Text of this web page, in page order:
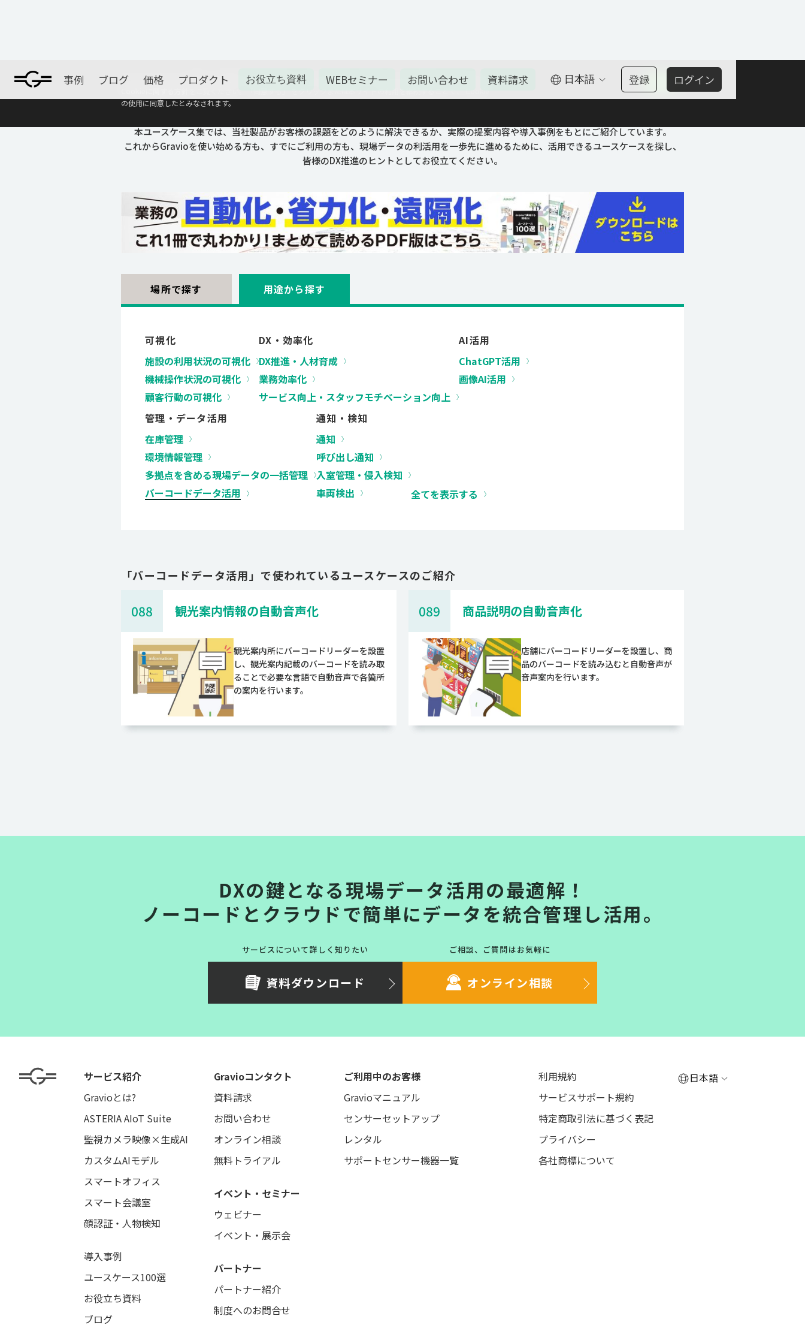
事例 ブログ 価格 プロダクト お役立ち資料 WEBセミナー お問い合わせ 資料請求 日本語 登録 ログイン
本ウェブサイトは、利便性、品質維持·向上を目的に、Cookieを使用しております。詳しくは 本ウェブサイトの
の使用に同意したとみなされます。
DX推進のヒント満載！これで丸わかり！業務の自動化・省力化・遠隔化
Gravioで実現する現場DXユースケース100選
本ユースケース集では、当社製品がお客様の課題をどのように解決できるか、実際の提案内容や導入事例をもとにご紹介しています。
これからGravioを使い始める方も、すでにご利用の方も、現場データの利活用を一歩先に進めるために、活用できるユースケースを探し、
皆様のDX推進のヒントとしてお役立てください。
場所で探す 用途から探す
可視化
施設の利用状況の可視化
機械操作状況の可視化
顧客行動の可視化
DX・効率化
DX推進・人材育成
業務効率化
サービス向上・スタッフモチベーション向上
AI活用
ChatGPT活用
画像AI活用
管理・データ活用
在庫管理
環境情報管理
多拠点を含める現場データの⼀括管理
バーコードデータ活用
通知・検知
通知
呼び出し通知
⼊室管理・侵⼊検知
車両検出
全てを表示する
「バーコードデータ活用 」で使われているユースケースのご紹介
088 観光案内情報の自動音声化
観光案内所にバーコードリーダーを設置
し、観光案内記載のバーコードを読み取
ることで必要な言語で自動音声で各箇所
の案内を行います。
089 商品説明の自動音声化
店舗にバーコードリーダーを設置し、商
品のバーコードを読み込むと自動音声が
音声案内を行います。
DXの鍵となる現場データ活用の最適解！
ノーコードとクラウドで簡単にデータを統合管理し活用。
サービスについて詳しく知りたい
資料ダウンロード
ご相談、ご質問はお気軽に
オンライン相談
サービス紹介
Gravioとは?
ASTERIA AIoT Suite
監視カメラ映像×生成AI
カスタムAIモデル
スマートオフィス
スマート会議室
顔認証・人物検知
導入事例
ユースケース100選
お役立ち資料
ブログ
Gravioコンタクト
資料請求
お問い合わせ
オンライン相談
無料トライアル
イベント・セミナー
ウェビナー
イベント・展示会
パートナー
パートナー紹介
制度へのお問合せ
ご利用中のお客様
Gravioマニュアル
センサーセットアップ
レンタル
サポートセンサー機器一覧
利用規約
サービスサポート規約
特定商取引法に基づく表記
プライバシー
各社商標について
日本語